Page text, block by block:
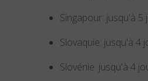
Singapour: jusqu'à
Slovaquie: jusqu'à 4
Slovénie: jusqu'à 4